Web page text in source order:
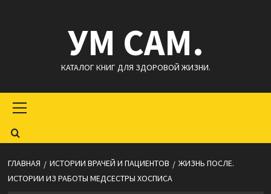
УМ САМ.
КАТАЛОГ КНИГ ДЛЯ ЗДОРОВОЙ ЖИЗНИ.
меню
ГЛАВНАЯ ИСТОРИИ ВРАЧЕЙ И ПАЦИЕНТОВ
ЖИЗНЬ ПОСЛЕ.
ИСТОРИИ ИЗ РАБОТЫ МЕДСЕСТРЫ ХОСПИСА